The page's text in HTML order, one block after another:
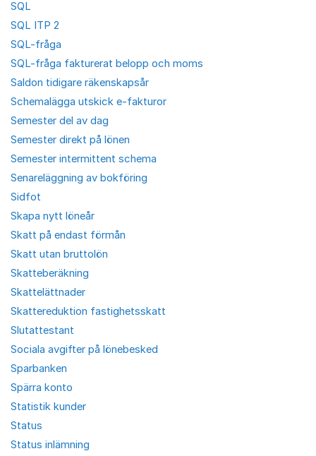
SQL
SQL ITP 2
SQL-fråga
SQL-fråga fakturerat belopp och moms
Saldon tidigare räkenskapsår
Schemalägga utskick e-fakturor
Semester del av dag
Semester direkt på lönen
Semester intermittent schema
Senareläggning av bokföring
Sidfot
Skapa nytt löneår
Skatt på endast förmån
Skatt utan bruttolön
Skatteberäkning
Skattelättnader
Skattereduktion fastighetsskatt
Slutattestant
Sociala avgifter på lönebesked
Sparbanken
Spärra konto
Statistik kunder
Status
Status inlämning